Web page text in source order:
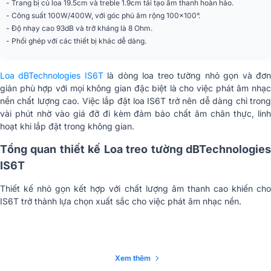
Tần số đáp tuyến 85Hz - 20kHz
Ứng dụng mở rộng
Sân khấu, Sự kiện, Hội trường, Nhà
hàng, Quán cafe
Dải tần đáp ứng [-6
dB]
85 Hz – 20,000 Hz
Mức âm thanh tối đa
Góc phủ âm 100×100°
- Trang bị củ loa 19.5cm và treble 1.9cm tái tạo âm thanh hoàn hảo.
- Công suất 100W/400W, với góc phủ âm rộng 100x100°.
- Độ nhạy cao 93dB và trở kháng là 8 Ohm.
- Phối ghép với các thiết bị khác dễ dàng.
Loa dBTechnologies IS6Tlà dòng loa treo tường nhỏ gọn và đơn
giản phù hợp với mọi không gian đặc biệt là cho việc phát âm nhạc
nền chất lượng cao. Việc lắp đặt loa IS6T trở nên dễ dàng chỉ trong
vài phút nhờ vào giá đỡ đi kèm đảm bảo chất âm chân thực, linh
hoạt khi lắp đặt trong không gian.
Tổng quan thiết kế Loa treo tường dBTechnologies
IS6T
Thiết kế nhỏ gọn kết hợp với chất lượng âm thanh cao khiến cho
IS6T trở thành lựa chọn xuất sắc cho việc phát âm nhạc nền.
Xem thêm